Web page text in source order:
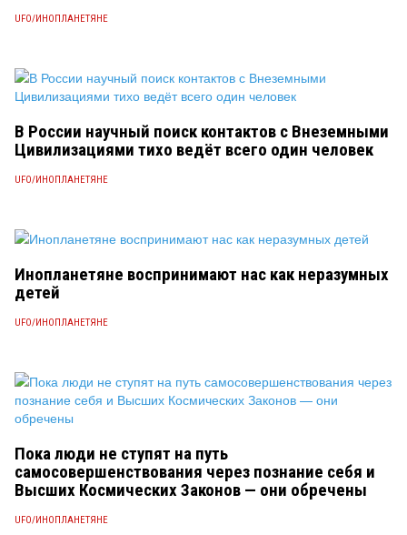
UFO/ИНОПЛАНЕТЯНЕ
В России научный поиск контактов с Внеземными
Цивилизациями тихо ведёт всего один человек
UFO/ИНОПЛАНЕТЯНЕ
Инопланетяне воспринимают нас как неразумных
детей
UFO/ИНОПЛАНЕТЯНЕ
Пока люди не ступят на путь
самосовершенствования через познание себя и
Высших Космических Законов — они обречены
UFO/ИНОПЛАНЕТЯНЕ